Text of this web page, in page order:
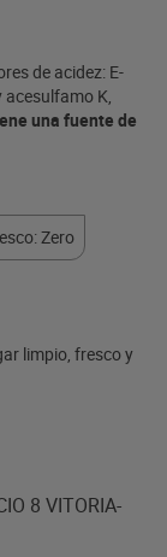
de acidez: E-
acesulfamo K,
una fuente de
Zero
limpio, fresco y
8 VITORIA-